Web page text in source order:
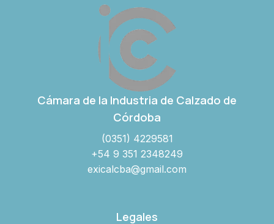
Cámara de la Industria de Calzado de
Córdoba
(0351) 4229581
+54 9 351 2348249
exicalcba@gmail.com
Legales